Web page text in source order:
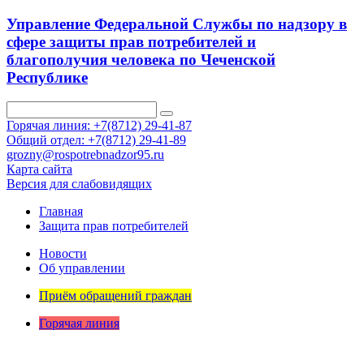
Управление Федеральной Службы по надзору в
сфере защиты прав потребителей и
благополучия человека по Чеченской
Республике
Горячая линия: +7(8712) 29-41-87
Общий отдел: +7(8712) 29-41-89
grozny@rospotrebnadzor95.ru
Карта сайта
Версия для слабовидящих
Главная
Защита прав потребителей
Новости
Об управлении
Приём обращений граждан
Горячая линия